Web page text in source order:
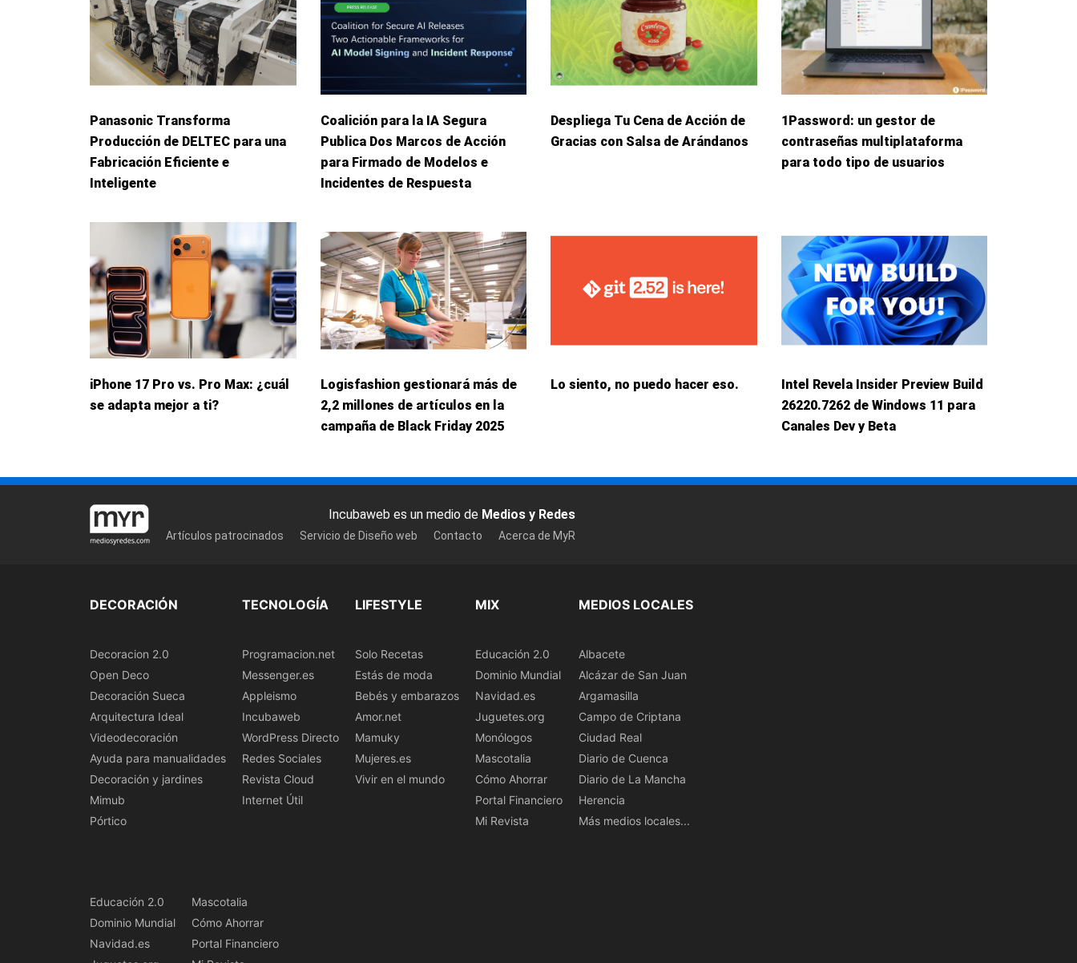
Panasonic Transforma
Producción de DELTEC para una
Fabricación Eficiente e
Inteligente
Coalición para la IA Segura
Publica Dos Marcos de Acción
para Firmado de Modelos e
Incidentes de Respuesta
Despliega Tu Cena de Acción de
Gracias con Salsa de Arándanos
1Password: un gestor de
contraseñas multiplataforma
para todo tipo de usuarios
iPhone 17 Pro vs. Pro Max: ¿cuál
se adapta mejor a ti?
Logisfashion gestionará más de
2,2 millones de artículos en la
campaña de Black Friday 2025
Lo siento, no puedo hacer eso.
Intel Revela Insider Preview Build
26220.7262 de Windows 11 para
Canales Dev y Beta
Incubaweb es un medio de Medios y Redes
Artículos patrocinados Servicio de Diseño web Contacto Acerca de MyR
DECORACIÓN
Decoracion 2.0
Open Deco
Decoración Sueca
Arquitectura Ideal
Videodecoración
Ayuda para manualidades
Decoración y jardines
Mimub
Pórtico
TECNOLOGÍA
Programacion.net
Messenger.es
Appleismo
Incubaweb
WordPress Directo
Redes Sociales
Revista Cloud
Internet Útil
LIFESTYLE
Solo Recetas
Estás de moda
Bebés y embarazos
Amor.net
Mamuky
Mujeres.es
Vivir en el mundo
MIX
Educación 2.0
Dominio Mundial
Navidad.es
Juguetes.org
Monólogos
Mascotalia
Cómo Ahorrar
Portal Financiero
Mi Revista
MEDIOS LOCALES
Albacete
Alcázar de San Juan
Argamasilla
Campo de Criptana
Ciudad Real
Diario de Cuenca
Diario de La Mancha
Herencia
Más medios locales...
Educación 2.0
Dominio Mundial
Navidad.es
Mascotalia
Cómo Ahorrar
Portal Financiero